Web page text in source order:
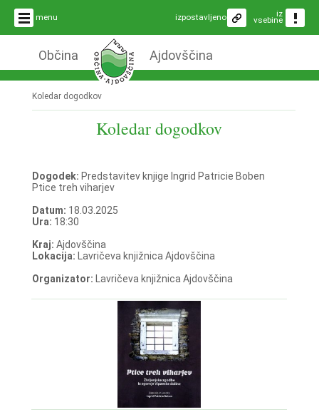
menu iz
vsebine
izpostavljeno
Občina Ajdovščina
Koledar dogodkov
Koledar dogodkov
Dogodek: Predstavitev knjige Ingrid Patricie Boben
Ptice treh viharjev
Datum: 18.03.2025
Ura: 18:30
Kraj: Ajdovščina
Lokacija: Lavričeva knjižnica Ajdovščina
Organizator: Lavričeva knjižnica Ajdovščina